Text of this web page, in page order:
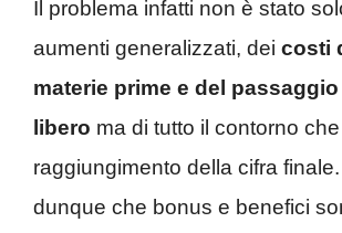
Il problema infatti non è stato
aumenti generalizzati, dei costi
materie prime e del
libero ma di tutto il contorno
raggiungimento della cifra
dunque che bonus e benefici